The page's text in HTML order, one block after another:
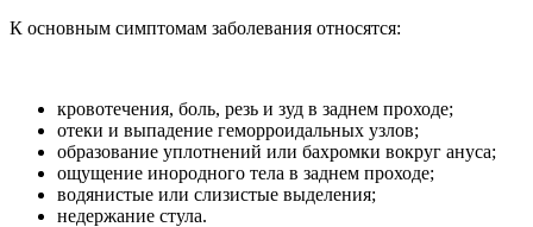
К основным симптомам заболевания относятся:
кровотечения, боль, резь и зуд в заднем проходе;
отеки и выпадение геморроидальных узлов;
образование уплотнений или бахромки вокруг ануса;
ощущение инородного тела в заднем проходе;
водянистые или слизистые выделения;
недержание стула.